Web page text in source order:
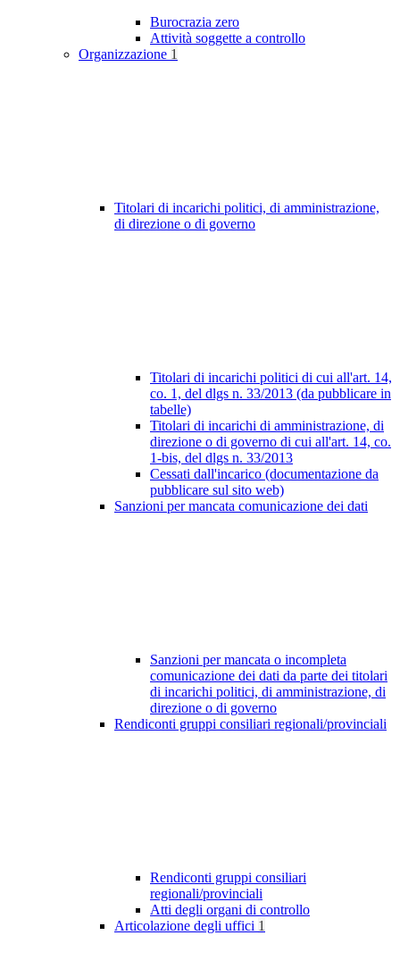
Burocrazia zero
Attività soggette a controllo
Organizzazione 1
Titolari di incarichi politici, di amministrazione,
di direzione o di governo
Titolari di incarichi politici di cui all'art. 14,
co. 1, del dlgs n. 33/2013 (da pubblicare in
tabelle)
Titolari di incarichi di amministrazione, di
direzione o di governo di cui all'art. 14, co.
1-bis, del dlgs n. 33/2013
Cessati dall'incarico (documentazione da
pubblicare sul sito web)
Sanzioni per mancata comunicazione dei dati
Sanzioni per mancata o incompleta
comunicazione dei dati da parte dei titolari
di incarichi politici, di amministrazione, di
direzione o di governo
Rendiconti gruppi consiliari regionali/provinciali
Rendiconti gruppi consiliari
regionali/provinciali
Atti degli organi di controllo
Articolazione degli uffici 1